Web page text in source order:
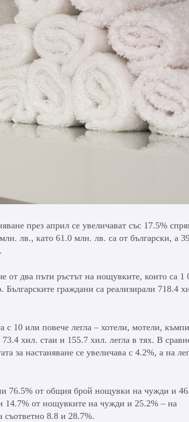
през април се увеличават със 17.5%
лв., като 61.0 млн. лв. са от български, а
от два пъти ръстът на нощувките, които са 1
граждани са реализирали 718.4
с 10 или повече легла – хотели, мотели,
хил. стаи и 155.7 хил. легла в тях. В
за настаняване се увеличава с 4.2%, а на
76.5% от общия брой нощувки на чужди и
14.7% от нощувките на чужди и 25.2% – на
съответно 8.8 и 28.7%.